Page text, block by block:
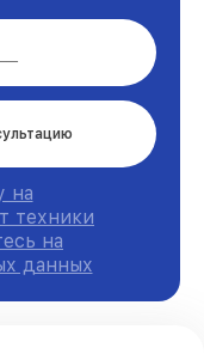
на
техники
на
данных